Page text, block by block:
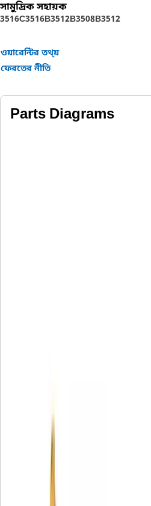
সামুদ্রিক সহায়ক
3516C3516B3512B3508B3512
ওয়ারেন্টির তথ্য়
ফেরতের নীতি
Parts Diagrams